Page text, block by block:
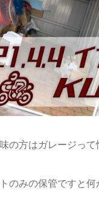
の方はガレージって
のみの保管ですと